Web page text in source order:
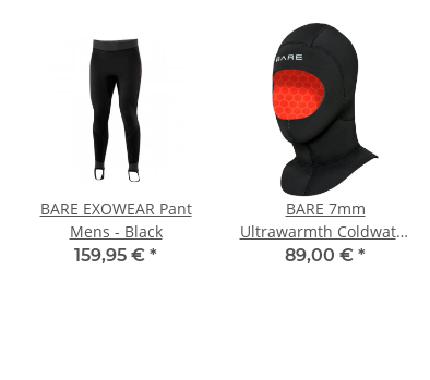
BARE EXOWEAR Pant
Mens - Black
159,95 € *
BARE 7mm
Ultrawarmth Coldwater
Hood Haube, Black
89,00 € *